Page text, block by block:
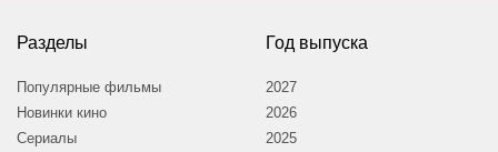
Разделы
Популярные фильмы
Новинки кино
Сериалы
Год выпуска
2027
2026
2025